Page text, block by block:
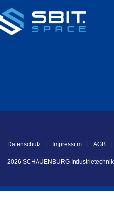
Datenschutz Impressum AGB
2026 SCHAUENBURG Industrietechnik